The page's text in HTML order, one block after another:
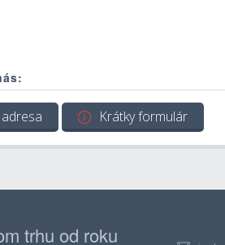
Krátky formulár
trhu od roku